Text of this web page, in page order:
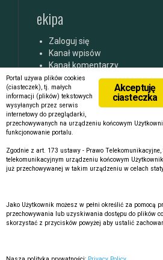
ekipa
Zaloguj się
Kanał wpisów
Kanał komentarzy
WordPress.org
Dumnie wspierane przez
Themeisle.
Akceptuję
ciasteczka
Portal używa plików cookies
(ciasteczek), tj. małych
informacji (plików) tekstowych
wysyłanych przez serwis
internetowy do przeglądarki,
przechowywanych na urządzeniu końcowym
funkcjonowanie portalu.
Zgodnie z art. 173 ustawy - Prawo
telekomunikacyjnym urządzeniu końcowym
już przechowywanej w takim urządzeniu w celach
Jako Użytkownik możesz w pełni określić za pomocą
przechowywania lub uzyskiwania dostępu do plików
skorzystać z przycisków powyżej aby ustalić